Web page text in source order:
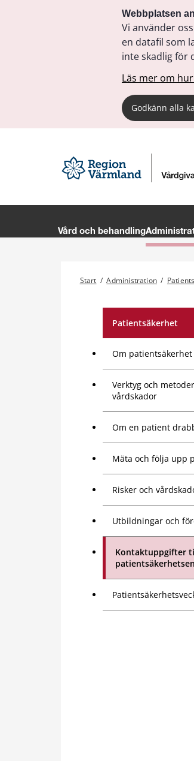
Webbplatsen
Vi använder
en datafil som
inte skadlig för
Läs mer om
Godkänn alla
Vård och behandling
Start / Administration /
Patientsäkerhet
Om patientsäkerhet
Verktyg och
vårdskador
Om en patient
Mäta och följa upp
Risker och
Utbildningar och
Kontaktuppgifter